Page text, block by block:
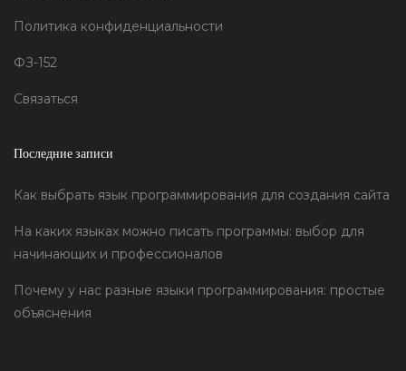
Политика конфиденциальности
ФЗ-152
Связаться
Последние записи
Как выбрать язык программирования для создания сайта
На каких языках можно писать программы: выбор для
начинающих и профессионалов
Почему у нас разные языки программирования: простые
объяснения